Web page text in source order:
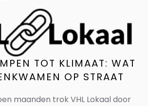
TOT KLIMAAT: WAT
OP STRAAT
maanden trok VHL Lokaal door